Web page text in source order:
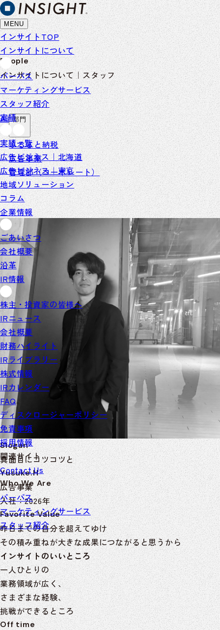
MENU
インサイトTOP
インサイトについて
パーパス
マーケティングサービス
スタッフ紹介
実績
実績一覧
広告ビジネス｜北海道
広告ビジネス｜東京
地域ソリューション
コラム
企業情報
ごあいさつ
会社概要
沿革
IR情報
株主・投資家の皆様へ
IRニュース
会社概要
財務ハイライト
IRライブラリー
株式情報
IRカレンダー
FAQ
ディスクロージャーポリシー
免責事項
採用情報
関連サイト
INSEARCH
INSHARE
SAPPORO YARD
Start!
Contact Us
Who We Are
パーパス
マーケティングサービス
スタッフ紹介
People
インサイトについて｜スタッフ
All 部門
ふるさと納税
広告事業
管理部（コーポレート）
Slogan
真面目にコツコツと
Yusuke.H
広告事業
入社：2026年
Favorite Value
昨日までの自分を超えてゆけ
その積み重ねが大きな成果につながると思うから
インサイトのいいところ
一人ひとりの
業務領域が広く、
さまざまな経験、
挑戦ができるところ
Off time